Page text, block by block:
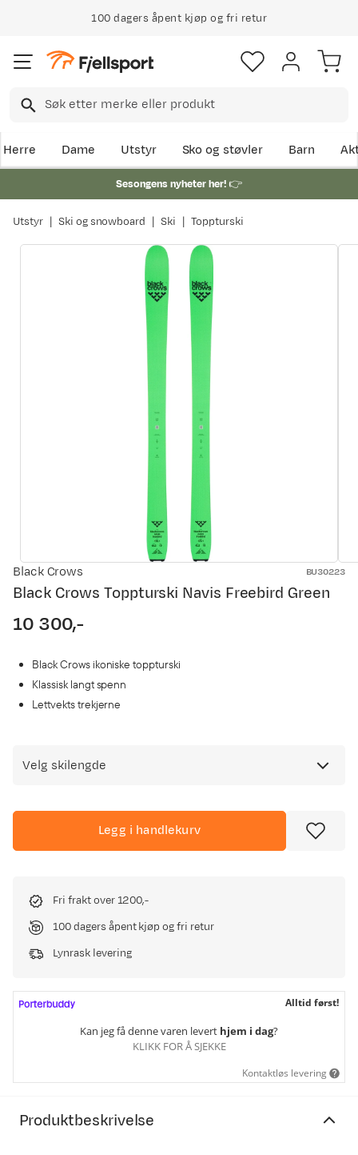
100 dagers åpent kjøp og fri retur
Herre Dame Utstyr Sko og støvler Barn
Sesongens nyheter her!👉
Utstyr Ski og snowboard Ski Toppturski
Black Crows BU30223
Black Crows Toppturski Navis Freebird Green
10 300,-
Black Crows ikoniske toppturski
Klassisk langt spenn
Lettvekts trekjerne
Velg skilengde
Legg i handlekurv
Fri frakt over 1200,-
100 dagers åpent kjøp og fri retur
Lynrask levering
Alltid først!
Kan jeg få denne varen levert hjem i dag?
KLIKK FOR Å SJEKKE
Kontaktløs levering
Produktbeskrivelse